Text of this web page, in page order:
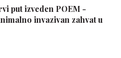
put izveden POEM -
invazivan zahvat u